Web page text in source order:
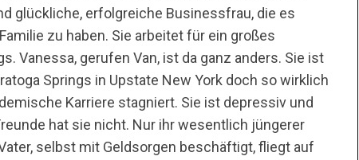
glückliche, erfolgreiche Businessfrau, die es
zu haben. Sie arbeitet für ein großes
Vanessa, gerufen Van, ist da ganz anders. Sie ist
Springs in Upstate New York doch so wirklich
Karriere stagniert. Sie ist depressiv und
hat sie nicht. Nur ihr wesentlich jüngerer
selbst mit Geldsorgen beschäftigt, fliegt auf